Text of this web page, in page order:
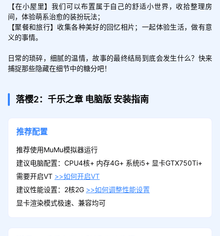
【在小屋里】我们可以布置属于自己的舒适小世界，收拾整理房
间，体验萌系治愈的装扮玩法；
【聚餐和旅行】收集各种美好的回忆相片；一起体验生活，做有意
义的事情。
日常的琐碎，细腻的温情，故事的最终结局到底会发生什么？快来
捕捉那些隐藏在细节中的糖分吧！
落樱2：千乐之章 电脑版 安装指南
推荐配置
推荐使用MuMu模拟器运行
建议电脑配置：CPU4核+ 内存4G+ 系统i5+ 显卡GTX750Ti+
需要开启VT >>如何开启VT
建议性能设置：2核2G >>如何调整性能设置
显卡渲染模式极速、兼容均可